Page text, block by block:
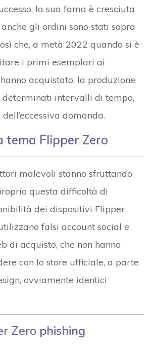
la sua fama è cresciuta
gli ordini sono stati sopra
che, a metà 2022 quando si è
i primi esemplari ai
acquistato, la produzione
determinati intervalli di tempo,
domanda.
tema Flipper Zero
malevoli stanno sfruttando
questa difficoltà di
dei dispositivi Flipper
falsi account social e
di acquisto, che non hanno
con lo store ufficiale, a parte
ovviamente identici
Zero phishing